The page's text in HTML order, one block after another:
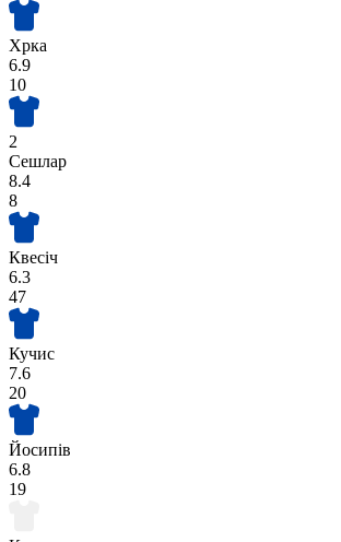
Хрка
6.9
10
2
Сешлар
8.4
8
Квесіч
6.3
47
Кучис
7.6
20
Йосипів
6.8
19